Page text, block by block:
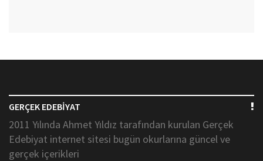
GERÇEK EDEBİYAT
2011 Yılında Ahmet Yıldız tarafından kurulan Gerçek
Edebiyat internet sitesi bugün okurlarına güncel ve
gerçek içerikleri